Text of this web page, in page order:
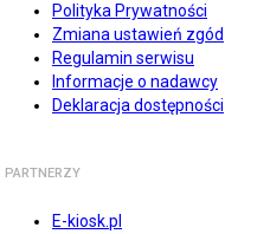
Polityka Prywatności
Zmiana ustawień zgód
Regulamin serwisu
Informacje o nadawcy
Deklaracja dostępności
PARTNERZY
E-kiosk.pl